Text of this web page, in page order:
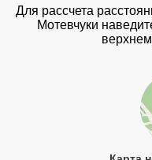
Для рассчета
Мотевчуки